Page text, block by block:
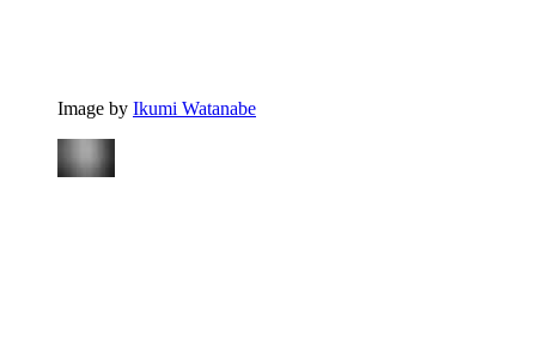
Image by Ikumi Watanabe